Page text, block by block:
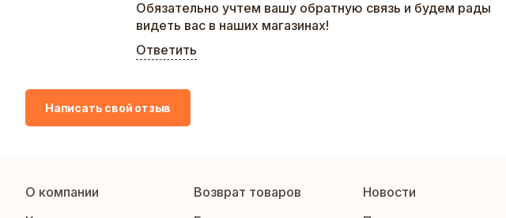
Обязательно учтем вашу обратную связь и будем рады
видеть вас в наших магазинах!
Ответить
Написать свой отзыв
О компании Возврат товаров
Новости